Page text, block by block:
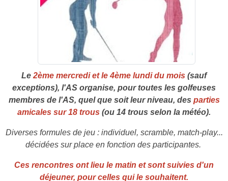
Le 2ème mercredi et le 4ème lundi du mois (sauf
exceptions), l'AS organise, pour toutes les golfeuses
membres de l'AS, quel que soit leur niveau, des parties
amicales sur 18 trous (ou 14 trous selon la météo).
Diverses formules de jeu : individuel, scramble, match-play...
décidées sur place en fonction des participantes.
Ces rencontres ont lieu le matin et sont suivies d'un
déjeuner, pour celles qui le souhaitent.